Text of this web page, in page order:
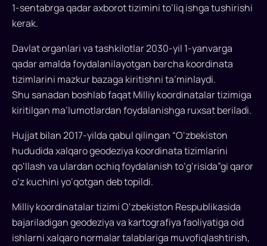
sentabrgacha
tizimi
ishga
tushirilib,
2030-
yildan
milliy
bazaga
kiritilgan
koordinatalardan
geodeziya,
kadastr
1-sentabrga qadar axborot tizimini to‘liq ishga tushirishi
kerak.
Davlat organlari va tashkilotlar 2030-yil 1-yanvarga
qadar amalda foydalanilayotgan barcha koordinata
tizimlarini mazkur bazaga kiritishni ta’minlaydi.
Shu sanadan boshlab faqat Milliy koordinatalar tizimiga
kiritilgan ma’lumotlardan foydalanishga ruxsat beriladi.
Hujjat bilan 2017-yilda qabul qilingan “O‘zbekiston
hududida xalqaro geodeziya koordinata tizimlarini
qo‘llash va ulardan ochiq foydalanish to‘g‘risida”gi qaror
o‘z kuchini yo‘qotgan deb topildi.
Milliy koordinatalar tizimi O‘zbekiston Respublikasida
bajariladigan geodeziya va kartografiya faoliyatiga oid
ishlarni xalqaro normalar talablariga muvofiqlashtirish,